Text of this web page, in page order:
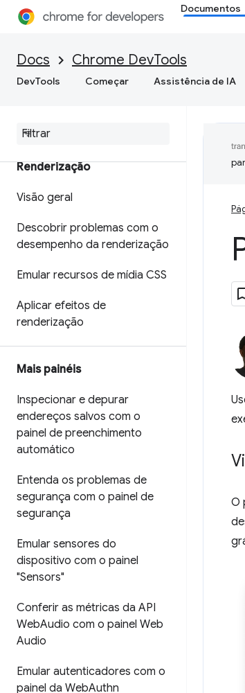
Documentos
Docs Chrome DevTools
DevTools Começar Assistência de IA
Gravar, repetir e medir os
Renderização
Visão geral
Descobrir problemas com o
desempenho da renderização
Emular recursos de mídia CSS
Aplicar efeitos de
renderização
Mais painéis
Inspecionar e depurar
endereços salvos com o
painel de preenchimento
automático
Entenda os problemas de
segurança com o painel de
segurança
Emular sensores do
dispositivo com o painel
"Sensors"
Conferir as métricas da API
WebAudio com o painel Web
Audio
Emular autenticadores com o
painel da WebAuthn
O